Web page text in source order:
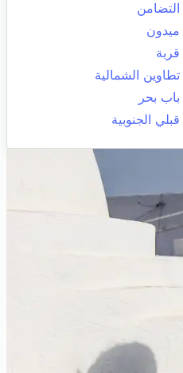
التضامن
ميدون
قربة
تطاوين الشمالية
باب بحر
قبلي الجنوبية